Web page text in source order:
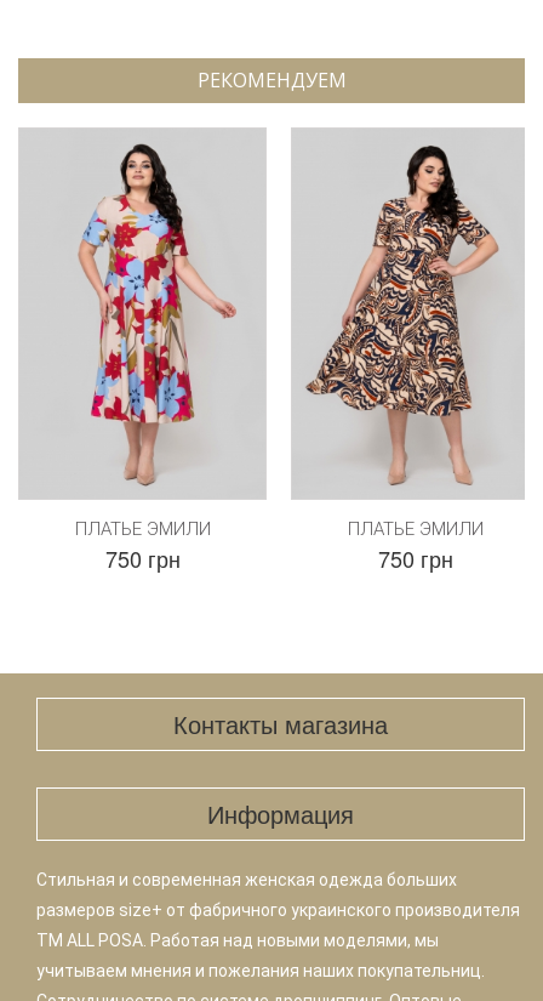
РЕКОМЕНДУЕМ
ПЛАТЬЕ ЭМИЛИ
750 грн
ПЛАТЬЕ ЭМИЛИ
750 грн
Контакты магазина
Информация
Стильная и современная женская одежда больших
размеров size+ от фабричного украинского производителя
TM ALL POSA. Работая над новыми моделями, мы
учитываем мнения и пожелания наших покупательниц.